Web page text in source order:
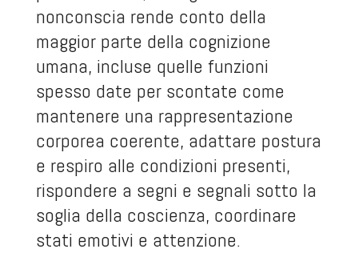
nonconscia rende conto della
maggior parte della cognizione
umana, incluse quelle funzioni
spesso date per scontate come
mantenere una rappresentazione
corporea coerente, adattare postura
e respiro alle condizioni presenti,
rispondere a segni e segnali sotto la
soglia della coscienza, coordinare
stati emotivi e attenzione.